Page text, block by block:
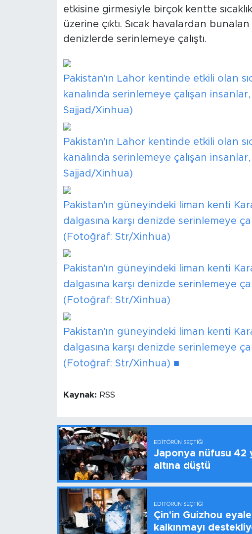
etkisine girmesiyle birçok kentte
üzerine çıktı. Sıcak havalardan
denizlerde serinlemeye çalıştı.
Pakistan'ın Lahor kentinde etkili olan
kanalında serinlemeye çalışan
Sajjad/Xinhua)
Pakistan'ın Lahor kentinde etkili olan
kanalında serinlemeye çalışan
Sajjad/Xinhua)
Pakistan'ın güneyindeki liman kenti
dalgasına karşı denizde serinlemeye
(Fotoğraf: Str/Xinhua)
Pakistan'ın güneyindeki liman kenti
dalgasına karşı denizde serinlemeye
(Fotoğraf: Str/Xinhua)
Pakistan'ın güneyindeki liman kenti
dalgasına karşı denizde serinlemeye
(Fotoğraf: Str/Xinhua) ■
Kaynak: RSS
EDITÖRÜN SEÇTIĞI
Japonya nüfusu 42
altına düştü
EDITÖRÜN SEÇTIĞI
Çin'in Guizhou
kalkınmayı